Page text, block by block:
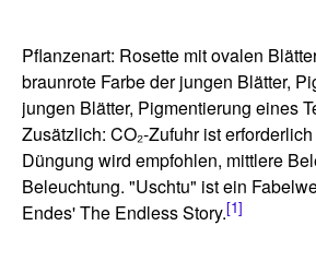
Pflanzenart: Rosette mit ovalen
braunrote Farbe der jungen Blätter,
jungen Blätter, Pigmentierung eines
Zusätzlich: CO₂-Zufuhr ist
Düngung wird empfohlen, mittlere
Beleuchtung. "Uschtu" ist ein
Endes' The Endless Story.[1]